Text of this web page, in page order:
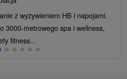
z wyżywieniem HB i napojami.
3000-metrowego spa i wellness,
fitness...